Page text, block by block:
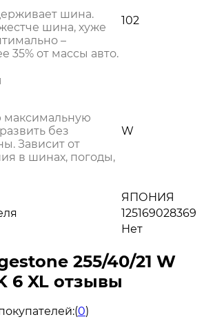
шина.
шина, хуже
–
35% от массы авто.
102
максимальную
без
Зависит от
в шинах, погоды,
W
ЯПОНИЯ
125169028369
Нет
255/40/21 W
6 XL отзывы
(0)